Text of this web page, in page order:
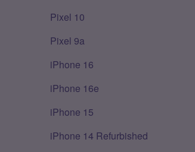
Pixel 10
Pixel 9a
iPhone 16
iPhone 16e
iPhone 15
iPhone 14 Refurbished